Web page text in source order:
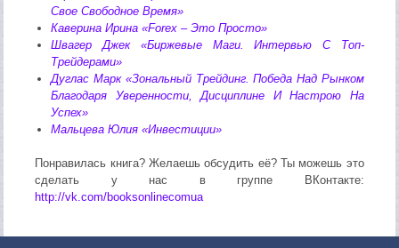
Свое Свободное Время»
Каверина Ирина «Forex – Это Просто»
Швагер Джек «Биржевые Маги. Интервью С Топ-
Трейдерами»
Дуглас Марк «Зональный Трейдинг. Победа Над Рынком
Благодаря Уверенности, Дисциплине И Настрою На
Успех»
Мальцева Юлия «Инвестиции»
Понравилась книга? Желаешь обсудить её? Ты можешь это
сделать у нас в группе ВКонтакте:
http://vk.com/booksonlinecomua